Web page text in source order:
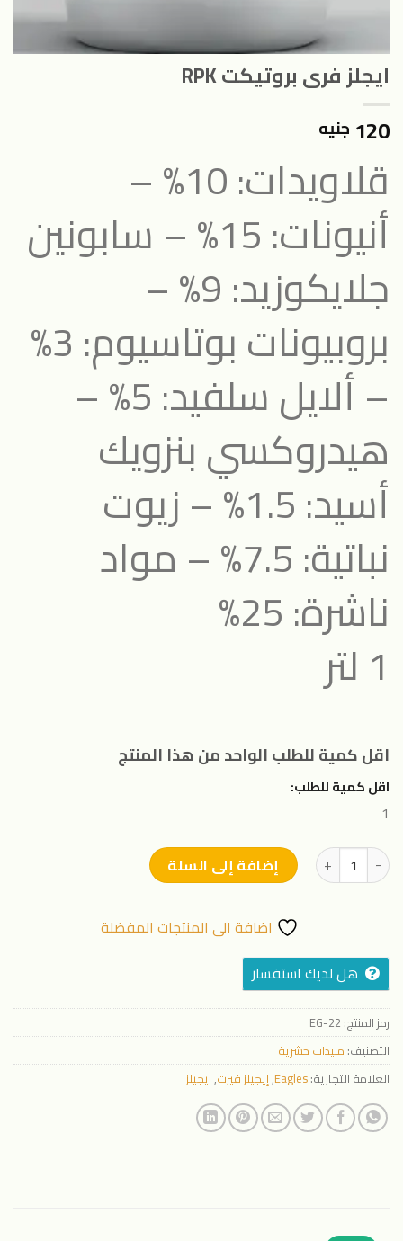
ايجلز فرى بروتيكت RPK
120 جنيه
قلاويدات: 10% –
أنيونات: 15% – سابونين
جلايكوزيد: 9% –
بروبيونات بوتاسيوم: 3%
– ألايل سلفيد: 5% –
هيدروكسي بنزويك
أسيد: 1.5% – زيوت
نباتية: 7.5% – مواد
ناشرة: 25%
1 لتر
اقل كمية للطلب الواحد من هذا المنتج
اقل كمية للطلب:
1
كمية ايجلز فرى بروتيكت RPKإضافة إلى السلة
اضافة الى المنتجات المفضلة
هل لديك استفسار
رمز المنتج: EG-22
التصنيف: مبيدات حشرية
العلامة التجارية:Eagles
,إيجيلز فيرت,ايجيلز